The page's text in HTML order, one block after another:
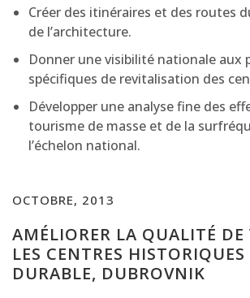
Créer des itinéraires et des routes
de l’architecture.
Donner une visibilité nationale aux
spécifiques de revitalisation des
Développer une analyse fine des
tourisme de masse et de la
l’échelon national.
OCTOBRE, 2013
AMÉLIORER LA QUALITÉ DE
LES CENTRES HISTORIQUES
DURABLE, DUBROVNIK